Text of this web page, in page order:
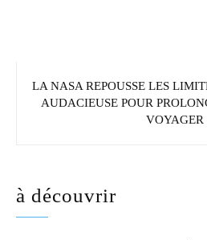
LA NASA REPOUSSE LES
AUDACIEUSE POUR
VOYAGER
à découvrir